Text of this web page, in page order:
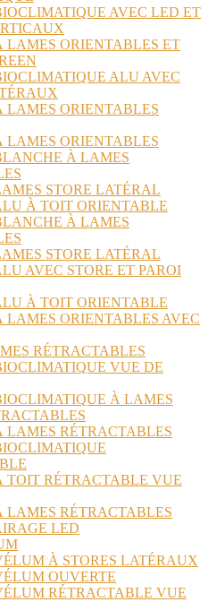
AVEC LED ET
LAMES ORIENTABLES ET
ALU AVEC
LAMES ORIENTABLES
LAMES ORIENTABLES
À LAMES
STORE LATÉRAL
À TOIT ORIENTABLE
À LAMES
STORE LATÉRAL
AVEC STORE ET PAROI
À TOIT ORIENTABLE
LAMES ORIENTABLES AVEC
RÉTRACTABLES
VUE DE
À LAMES
LAMES RÉTRACTABLES
TOIT RÉTRACTABLE VUE
LAMES RÉTRACTABLES
LED
À STORES LATÉRAUX
OUVERTE
RÉTRACTABLE VUE